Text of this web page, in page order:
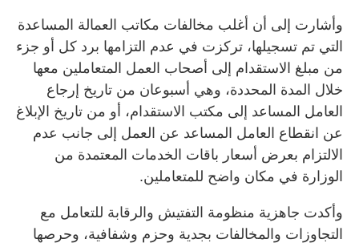
وأشارت إلى أن أغلب مخالفات مكاتب العمالة المساعدة
التي تم تسجيلها، تركزت في عدم التزامها برد كل أو جزء
من مبلغ الاستقدام إلى أصحاب العمل المتعاملين معها
خلال المدة المحددة، وهي أسبوعان من تاريخ إرجاع
العامل المساعد إلى مكتب الاستقدام، أو من تاريخ الإبلاغ
عن انقطاع العامل المساعد عن العمل إلى جانب عدم
الالتزام بعرض أسعار باقات الخدمات المعتمدة من
الوزارة في مكان واضح للمتعاملين.
وأكدت جاهزية منظومة التفتيش والرقابة للتعامل مع
التجاوزات والمخالفات بجدية وحزم وشفافية، وحرصها